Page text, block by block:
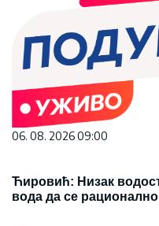
06. 08. 2026 09:00
Ћировић: Низак
вода да се